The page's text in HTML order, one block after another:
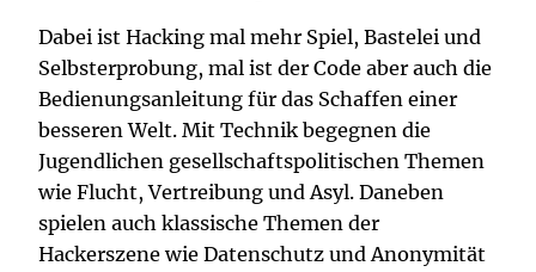
Dabei ist Hacking mal mehr Spiel, Bastelei und
Selbsterprobung, mal ist der Code aber auch die
Bedienungsanleitung für das Schaffen einer
besseren Welt. Mit Technik begegnen die
Jugendlichen gesellschaftspolitischen Themen
wie Flucht, Vertreibung und Asyl. Daneben
spielen auch klassische Themen der
Hackerszene wie Datenschutz und Anonymität